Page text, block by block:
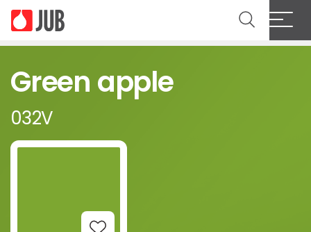
Green apple
032V